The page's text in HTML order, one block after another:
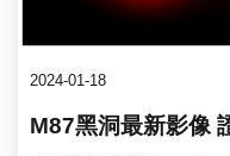
2024-01-18
M87黑洞最新影像